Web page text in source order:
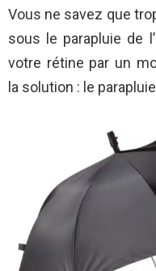
Vous ne savez que
sous le parapluie de
votre rétine par un
la solution : le